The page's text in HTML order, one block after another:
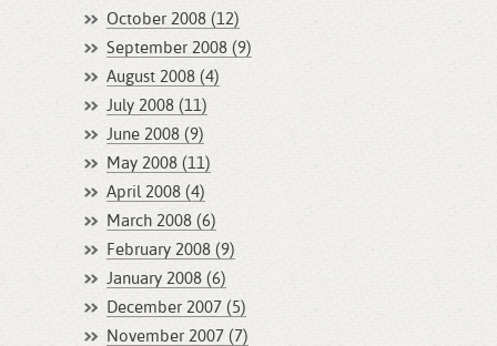
October 2008 (12)
September 2008 (9)
August 2008 (4)
July 2008 (11)
June 2008 (9)
May 2008 (11)
April 2008 (4)
March 2008 (6)
February 2008 (9)
January 2008 (6)
December 2007 (5)
November 2007 (7)